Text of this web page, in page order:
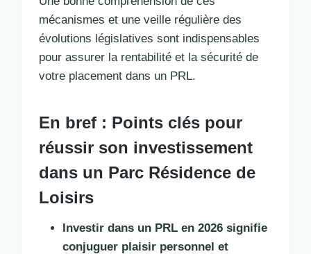
mécanismes et une veille régulière des
évolutions législatives sont indispensables
pour assurer la rentabilité et la sécurité de
votre placement dans un PRL.
En bref : Points clés pour
réussir son investissement
dans un Parc Résidence de
Loisirs
Investir dans un PRL en 2026 signifie
conjuguer plaisir personnel et